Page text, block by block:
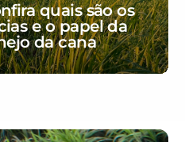
quais são os
e o papel da
da cana